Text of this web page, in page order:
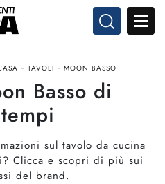
- TAVOLI - MOON BASSO
Basso di
sul tavolo da cucina
Clicca e scopri di più sui
del brand.